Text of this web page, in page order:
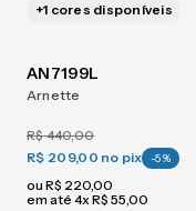
+1 cores disponíveis
AN7199L
Arnette
R$440,00
R$ 209,00 no pix -5%
ou R$ 220,00
em até 4xR$ 55,00